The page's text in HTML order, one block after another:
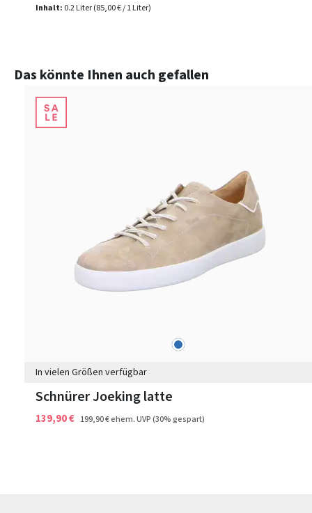
Inhalt: 0.2 Liter(85,00 € / 1 Liter)
Produktgalerie überspringen
Das könnte Ihnen auch gefallen
blau
In vielen Größen verfügbar
Schnürer Joeking latte
139,90 € 199,90 €ehem. UVP(30% gespart)